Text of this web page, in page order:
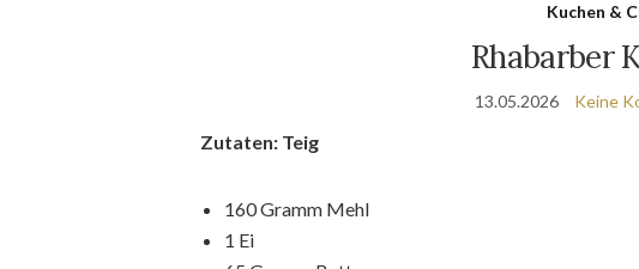
Kuchen &
Rhabarber
13.05.2026 Keine
Zutaten: Teig
160 Gramm Mehl
1 Ei